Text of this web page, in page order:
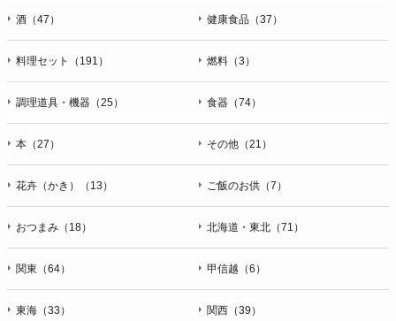
酒（47） 健康食品（37）
料理セット（191） 燃料（3）
調理道具・機器（25） 食器（74）
本（27） その他（21）
花卉（かき）（13） ご飯のお供（7）
おつまみ（18） 北海道・東北（71）
関東（64） 甲信越（6）
東海（33） 関西（39）